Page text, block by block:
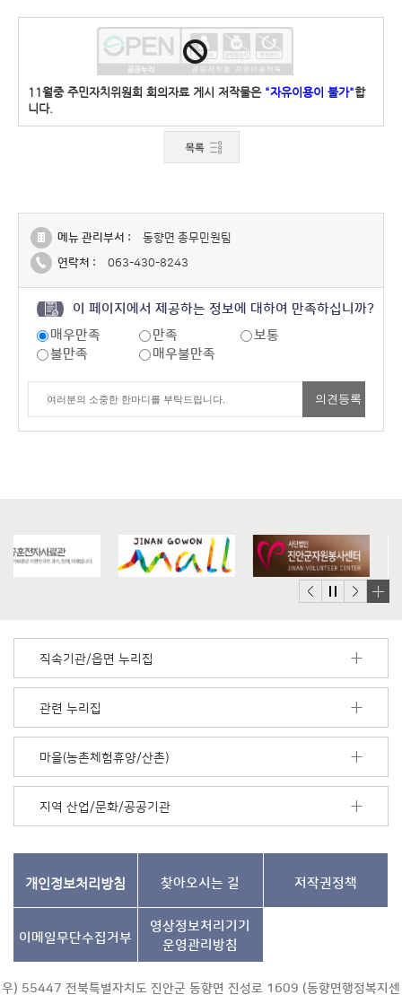
11월중 주민자치위원회 회의자료 게시 저작물은 "자유이용이 불가"합
니다.
메뉴 관리부서 :
동향면 총무민원팀
연락처 :
063-430-8243
이 페이지에서 제공하는 정보에 대하여 만족하십니까?
매우만족
만족
보통
불만족
매우불만족
더
기
직속기관/읍면 누리집
관련 누리집
마을(농촌체험휴양/산촌)
지역 산업/문화/공공기관
개인정보처리방침 찾아오시는 길 저작권정책
이메일무단수집거부
영상정보처리기기
운영관리방침
우) 55447 전북특별자치도 진안군 동향면 진성로 1609 (동향면행정복지센